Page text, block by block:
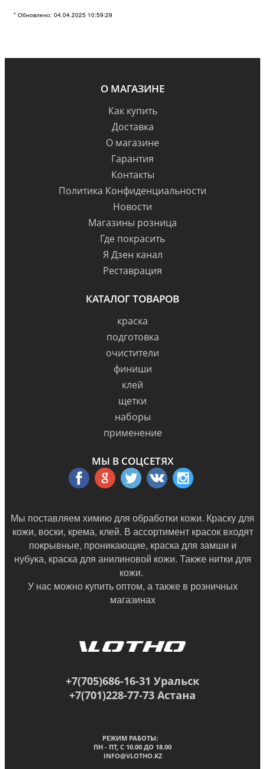
* Обновлено: 04.04.2025 10:59:29
О МАГАЗИНЕ
Как купить
Доставка
О магазине
Гарантия
Контакты
Политика Конфиденциальности
Новости
Магазины розница
Где покрасить
Я Дзен канал
Реставрация
КАТАЛОГ ТОВАРОВ
краска
подготовка
очистители
финиши
клей
щетки
наборы
применение
МЫ В СОЦСЕТЯХ
Мы поставляем химию для обработки кожи. Краску для
кожи, воски, крема, клей. В ассортимент красок входят
покрывные, проникающие, краска для замши и
нубука, краска для анилиновой кожи. Также нитки для
кожи.
У нас можно купить оптом, а также в розничных
магазинах
+7(705)686-16-31 Уральск
+7(701)228-77-73 Астана
РЕЖИМ РАБОТЫ:
ПН - ПТ, C 10.00 ДО 18.00
INFO@VLOTHO.KZ